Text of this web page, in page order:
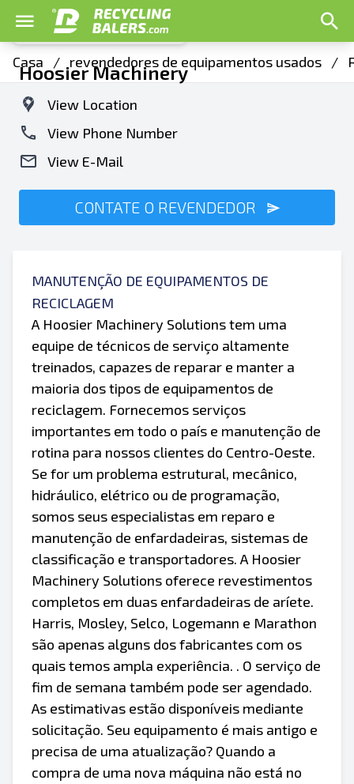
Casa / revendedores de equipamentos usados /
Hoosier Machinery
View Location
View Phone Number
View E-Mail
CONTATE O REVENDEDOR
MANUTENÇÃO DE EQUIPAMENTOS DE
RECICLAGEM
A Hoosier Machinery Solutions tem uma
equipe de técnicos de serviço altamente
treinados, capazes de reparar e manter a
maioria dos tipos de equipamentos de
reciclagem. Fornecemos serviços
importantes em todo o país e manutenção de
rotina para nossos clientes do Centro-Oeste.
Se for um problema estrutural, mecânico,
hidráulico, elétrico ou de programação,
somos seus especialistas em reparo e
manutenção de enfardadeiras, sistemas de
classificação e transportadores. A Hoosier
Machinery Solutions oferece revestimentos
completos em duas enfardadeiras de aríete.
Harris, Mosley, Selco, Logemann e Marathon
são apenas alguns dos fabricantes com os
quais temos ampla experiência. . O serviço de
fim de semana também pode ser agendado.
As estimativas estão disponíveis mediante
solicitação. Seu equipamento é mais antigo e
precisa de uma atualização? Quando a
compra de uma nova máquina não está no